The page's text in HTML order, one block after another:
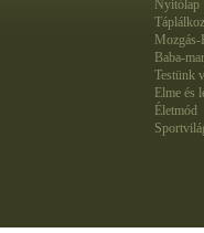
Nyitólap
Baba-
Testünk
Elme és
Életmód